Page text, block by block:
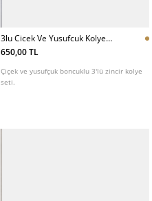
3lu Cicek Ve Yusufcuk Kolye
Seti
650,00 TL
Çiçek ve yusufçuk boncuklu 3'lü zincir kolye
seti.